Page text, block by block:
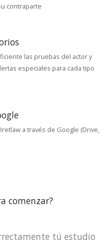
contraparte
las pruebas del actor y
especiales para cada tipo
a través de Google (Drive,
comenzar?
tú estudio